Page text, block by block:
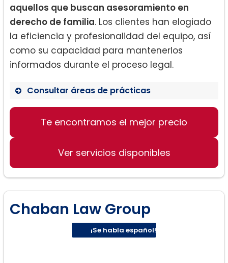
aquellos que buscan asesoramiento en
derecho de familia. Los clientes han elogiado
la eficiencia y profesionalidad del equipo, así
como su capacidad para mantenerlos
informados durante el proceso legal.
Consultar áreas de prácticas
Derecho de familia
Servicios de sucesión y testamentario
lesiones personales
Te encontramos el mejor precio
Ver servicios disponibles
Chaban Law Group
¡Se habla español!